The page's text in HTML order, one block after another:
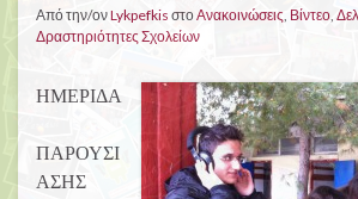
Από την/ονLykpefkis στοΑνακοινώσεις, Βίντεο,
Δραστηριότητες Σχολείων
ΗΜΕΡΙΔΑ
ΠΑΡΟΥΣΙ
ΑΣΗΣ